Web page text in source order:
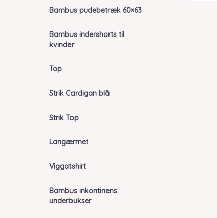
Bambus pudebetræk 60×63
Bambus indershorts til
kvinder
Top
Strik Cardigan blå
Strik Top
Langærmet
Viggatshirt
Bambus inkontinens
underbukser